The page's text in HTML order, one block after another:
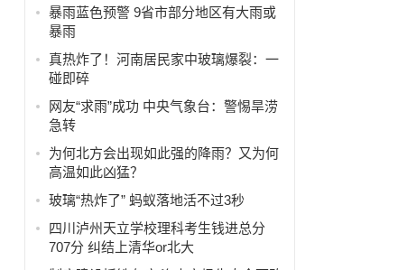
暴雨蓝色预警 9省市部分地区有大雨或
暴雨
真热炸了！河南居民家中玻璃爆裂：一
碰即碎
网友“求雨”成功 中央气象台：警惕旱涝
急转
为何北方会出现如此强的降雨？又为何
高温如此凶猛？
玻璃“热炸了” 蚂蚁落地活不过3秒
四川泸州天立学校理科考生钱进总分
707分 纠结上清华or北大